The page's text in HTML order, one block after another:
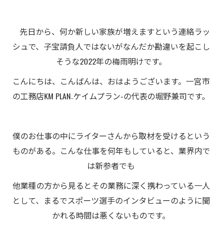
先日から、何か新しい家族が増えますという連絡ラッ
シュで、子宝請負人ではないがなんだか勘違いを起こし
そうな2022年の梅雨明けです。
こんにちは、こんばんは、おはようございます。一宮市
の工務店KM PLAN₋ケイムプラン-の代表の堀野兼司です。
僕のお仕事の中にライターさんから取材を受けるという
ものがある。こんな仕事を何年もしていると、業界内で
は新参者でも
他業種の方から見るとその業務に深く携わっている一人
として、まるでスポーツ選手のインタビューのように聞
かれる時間は悪くないものです。